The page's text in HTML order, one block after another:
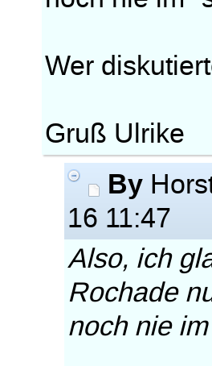
Wer
Gruß Ulrike
By
16 11:47
Also, ich
Rochade
noch nie